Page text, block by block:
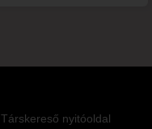
Társkereső nyitóoldal